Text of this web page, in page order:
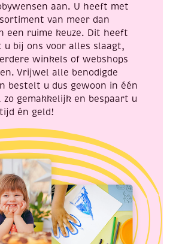
aan. U heeft met
van meer dan
een ruime keuze. Dit heeft
u bij ons voor alles slaagt,
winkels of webshops
Vrijwel alle benodigde
bestelt u dus gewoon in één
gemakkelijk en bespaart u
én geld!